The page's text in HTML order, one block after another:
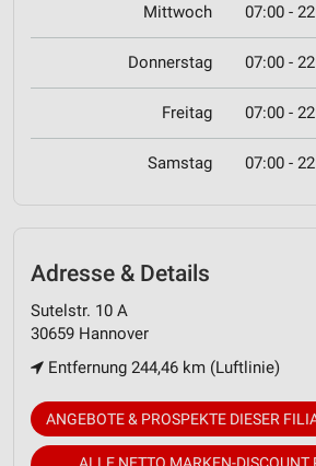
Mittwoch 07:00 -
Donnerstag 07:00 -
Freitag 07:00 -
Samstag 07:00 -
Adresse & Details
Sutelstr. 10 A
30659 Hannover
Entfernung 244,46 km (Luftlinie)
ANGEBOTE & PROSPEKTE DIESER
ALLE NETTO MARKEN-DISCOUNT